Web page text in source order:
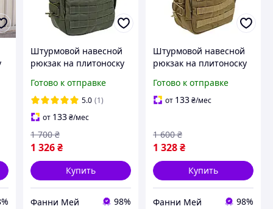
Штурмовой навесной
рюкзак на плитоноску
тактический
однодневный рюкзак
на MOLLE Олива
Готово к отправке
5.0 (1)
от 133 ₴/мес
1 326 ₴
1 700 ₴
Купить
Фанни Мей 98%
Штурмовой навесной
рюкзак на плитоноску
тактический
однодневный рюкзак
Готово к отправке
от 133₴/мес
1 328₴
1 600 ₴
Купить
Фанни Мей 98%